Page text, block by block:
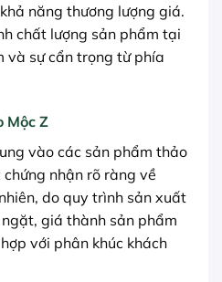
năng thương lượng giá.
chất lượng sản phẩm tại
và sự cẩn trọng từ phía
Mộc Z
vào các sản phẩm thảo
nhận rõ ràng về
do quy trình sản xuất
giá thành sản phẩm
với phân khúc khách